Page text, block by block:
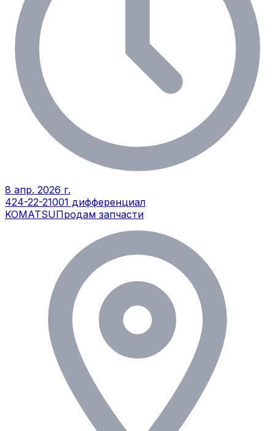
8 апр. 2026 г.
424-22-21001 дифференциал
KOMATSUПродам запчасти